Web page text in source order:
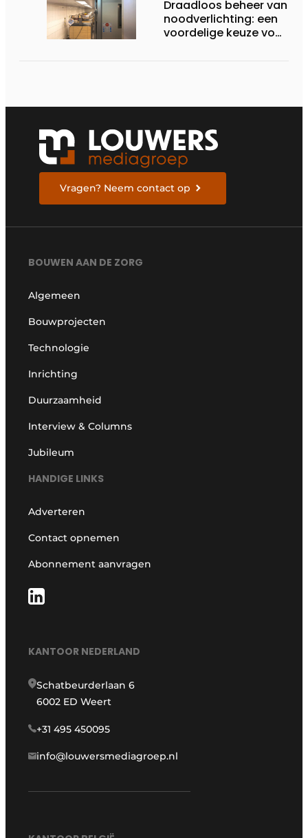
Draadloos beheer van
noodverlichting: een
voordelige keuze voor
Vragen? Neem contact op
BOUWEN AAN DE ZORG
Algemeen
Bouwprojecten
Technologie
Inrichting
Duurzaamheid
Interview & Columns
Jubileum
HANDIGE LINKS
Adverteren
Contact opnemen
Abonnement aanvragen
KANTOOR NEDERLAND
Schatbeurderlaan 6
6002 ED Weert
+31 495 450095
info@louwersmediagroep.nl